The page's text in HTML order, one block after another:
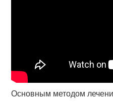
Основным методом